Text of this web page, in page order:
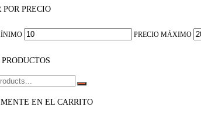
PRECIO
PRECIO MÁXIMO
EN EL CARRITO